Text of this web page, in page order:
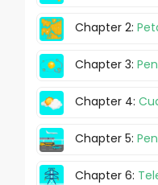
Chapter 2:
Chapter 3:
Chapter 4:
Chapter 5:
Chapter 6: